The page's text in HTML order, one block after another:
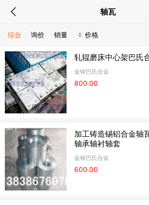
轴瓦
综合 询价 销量 价格
轧辊磨床中心架巴氏
金铸巴氏合金
800.00
加工铸造锡铝合金轴
轴承轴衬轴套
金铸巴氏合金
600.00